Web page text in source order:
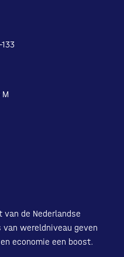
de Nederlandse
wereldniveau geven
economie een boost.